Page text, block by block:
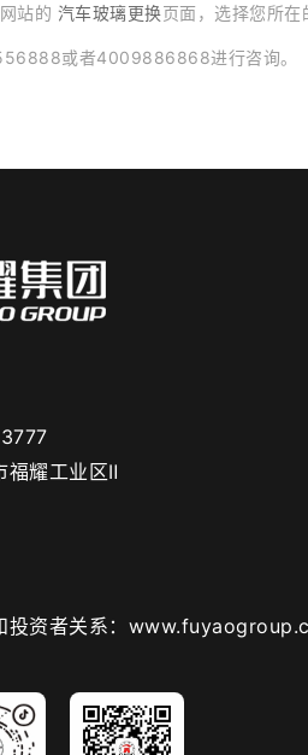
站的 汽车玻璃更换页面，选择您所在
或者4009886868进行咨询。
福耀工业区Ⅱ
投资者关系：